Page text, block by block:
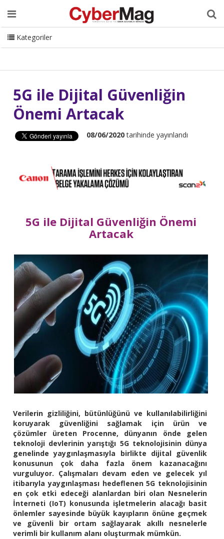
Ana Sayfa Hakkımızda Dergi Editörden
Danışmanlık
ISC Turkey Sizden Gelenler
İletişim
CyberMag Logo
Kategoriler
5G ile Dijital Güvenliğin
Önemi Artacak
08/06/2020tarihinde yayınlandı
5G ile Dijital Güvenliğin Önemi
Artacak
Verilerin gizliliğini, bütünlüğünü ve kullanılabilirliğini
koruyarak güvenliğini sağlamak için ürün ve
çözümler üreten Procenne, dünyanın önde gelen
teknoloji devlerinin yarıştığı 5G teknolojisinin dünya
genelinde yaygınlaşmasıyla birlikte dijital güvenlik
konusunun çok daha fazla önem kazanacağını
vurguluyor. Çalışmaları devam eden ve gelecek yıl
itibarıyla yaygınlaşması hedeflenen 5G teknolojisinin
en çok etki edeceği alanlardan biri olan Nesnelerin
İnterneti (IoT) konusunda işletmelerin alacağı basit
önlemler sayesinde büyük kayıpların önüne geçmek
ve güvenli bir ortam sağlayarak akıllı nesnelerle
verimli bir kullanım alanı oluşturmak mümkün.